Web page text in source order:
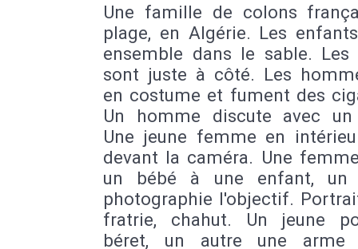
Une famille de colons
plage, en Algérie. Les
ensemble dans le sable. Les
sont juste à côté. Les
en costume et fument des
Un homme discute avec un
Une jeune femme en
devant la caméra. Une
un bébé à une enfant, un
photographie l'objectif.
fratrie, chahut. Un jeune
béret, un autre une